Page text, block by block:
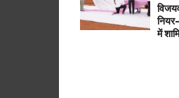
में